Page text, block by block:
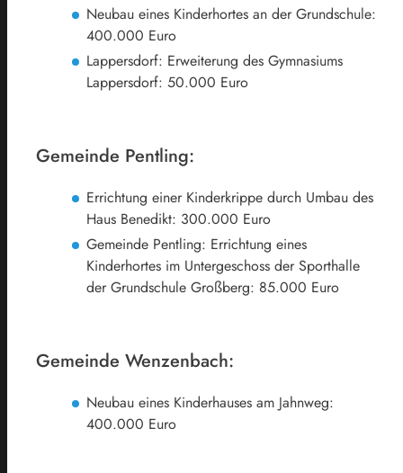
Neubau eines Kinderhortes an der Grundschule:
400.000 Euro
Lappersdorf: Erweiterung des Gymnasiums
Lappersdorf: 50.000 Euro
Gemeinde Pentling:
Errichtung einer Kinderkrippe durch Umbau des
Haus Benedikt: 300.000 Euro
Gemeinde Pentling: Errichtung eines
Kinderhortes im Untergeschoss der Sporthalle
der Grundschule Großberg: 85.000 Euro
Gemeinde Wenzenbach:
Neubau eines Kinderhauses am Jahnweg:
400.000 Euro